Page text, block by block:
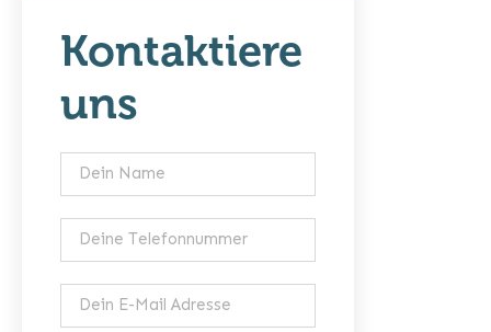
Kontaktiere
uns